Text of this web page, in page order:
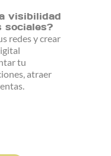
visibilidad
sociales?
redes y crear
tu
atraer